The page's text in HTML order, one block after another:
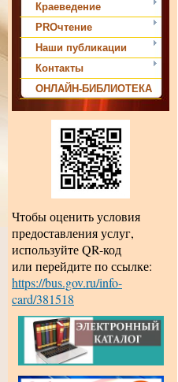
Краеведение
PROчтение
Наши публикации
Контакты
ОНЛАЙН-БИБЛИОТЕКА
Чтобы оценить условия
предоставления услуг,
используйте QR-код
или перейдите по ссылке:
https://bus.gov.ru/info-
card/381518